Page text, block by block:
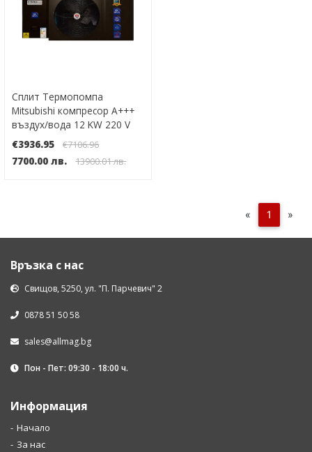
Сплит Термопомпа
Mitsubishi компресор А+++
въздух/вода 12 KW 220 V
Инверторна WI-FI до -30°
€3936.95 €7106.96
7700.00 лв. 13900.01 лв.
« 1 »
Връзка с нас
Свищов, 5250, ул. "П. Парчевич" 2
0878 51 50 58
sales@allmag.bg
Пон - Пет: 09:30 - 18:00 ч.
Информация
Начало
За нас